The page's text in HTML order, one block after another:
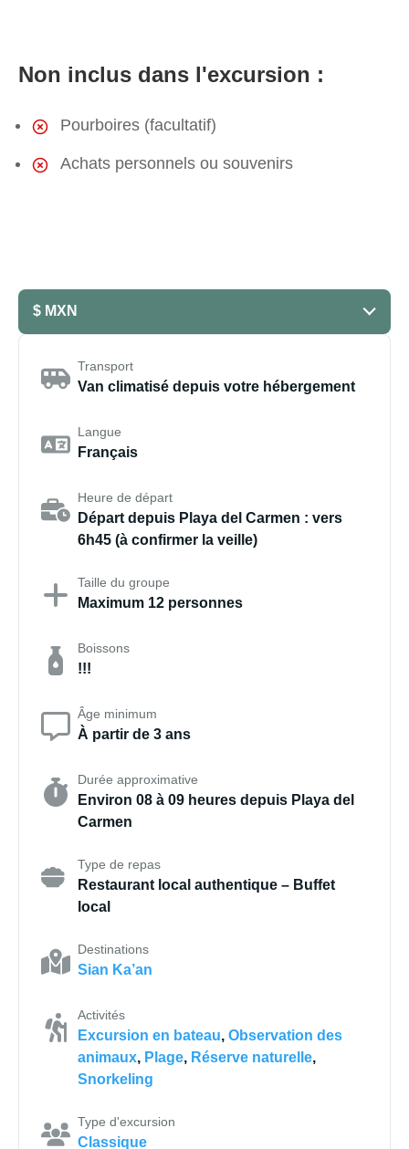
Non inclus dans l'excursion :
Pourboires (facultatif)
Achats personnels ou souvenirs
$ MXN
Transport
Van climatisé depuis votre hébergement
Langue
Français
Heure de départ
Départ depuis Playa del Carmen : vers
6h45 (à confirmer la veille)
Taille du groupe
Maximum 12 personnes
Boissons
!!!
Âge minimum
À partir de 3 ans
Durée approximative
Environ 08 à 09 heures depuis Playa del
Carmen
Type de repas
Restaurant local authentique – Buffet
local
Destinations
Sian Ka’an
Activités
Excursion en bateau, Observation des
animaux, Plage, Réserve naturelle,
Snorkeling
Type d'excursion
Classique